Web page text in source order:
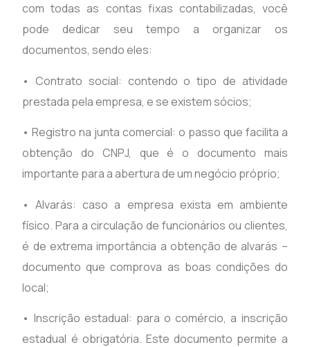
com todas as contas fixas contabilizadas, você
pode dedicar seu tempo a organizar os
documentos, sendo eles:
• Contrato social: contendo o tipo de atividade
prestada pela empresa, e se existem sócios;
• Registro na junta comercial: o passo que facilita a
obtenção do CNPJ, que é o documento mais
importante para a abertura de um negócio próprio;
• Alvarás: caso a empresa exista em ambiente
físico. Para a circulação de funcionários ou clientes,
é de extrema importância a obtenção de alvarás –
documento que comprova as boas condições do
local;
• Inscrição estadual: para o comércio, a inscrição
estadual é obrigatória. Este documento permite a